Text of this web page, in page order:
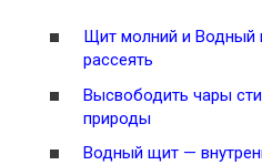
Щит молний и Водный
рассеять
Высвободить чары
природы
Водный щит —